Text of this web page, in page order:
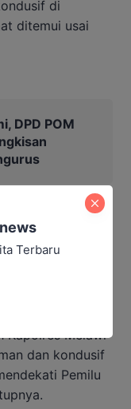
di
ditemui usai
DPD POM
sepenuhnya
situasi
Kabupaten
Kapolres Melawi
dan kondusif
Pemilu
Terbaru